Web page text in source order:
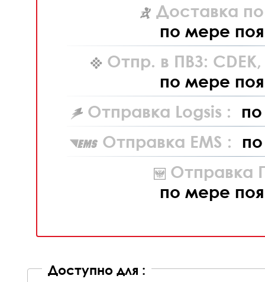
Доставка
по мере
Отпр. в ПВЗ: CDEK,
по мере
Отправка Logsis :
Отправка EMS :
Отправка
по мере
Доступно для :